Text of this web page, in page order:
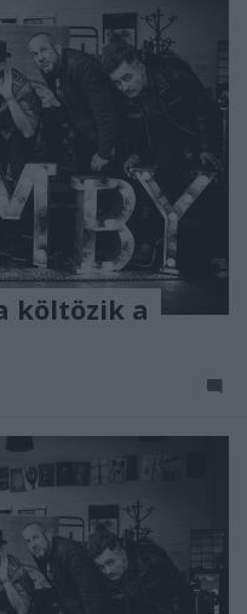
költözik a